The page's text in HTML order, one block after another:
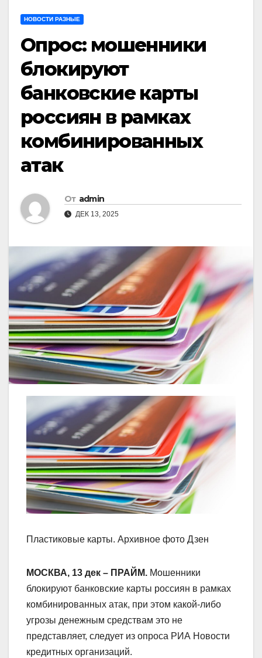
НОВОСТИ РАЗНЫЕ
Опрос: мошенники
блокируют
банковские карты
россиян в рамках
комбинированных
атак
От admin
ДЕК 13, 2025
Пластиковые карты. Архивное фото Дзен
МОСКВА, 13 дек – ПРАЙМ. Мошенники
блокируют банковские карты россиян в рамках
комбинированных атак, при этом какой-либо
угрозы денежным средствам это не
представляет, следует из опроса РИА Новости
кредитных организаций.